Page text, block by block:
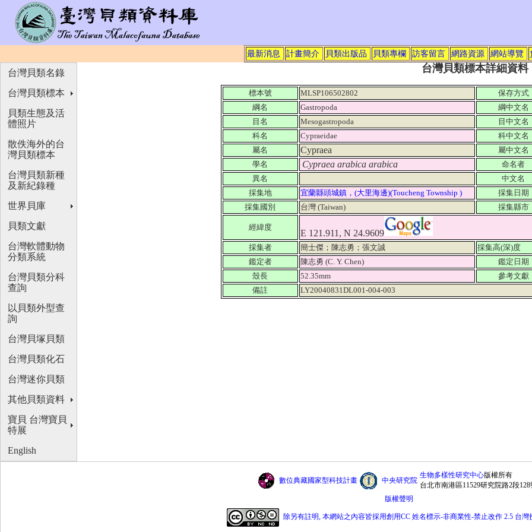
最新消息 計畫簡介 貝類出版品 貝類專欄 訪客留言 網路資源 網站導覽
台灣貝類標本詳細資料
標本號 MLSP106502802 保存方式
綱名
Gastropoda 綱中文名
目名
Mesogastropoda 目中文名
科名
Cypraeidae 科中文名
屬名
Cypraea 屬中文名
學名
Cypraea arabica arabica 命名者
異名
中文名
採集地
宜蘭縣頭城鎮，(大里海邊)(Toucheng Township ) 採集日期
採集國別
台灣 (Taiwan) 採集縣市
經緯度
E 121.911, N 24.9609
採集者 簡士傑；陳志勇；張文誠 採集高(深)度
鑑定者
陳志勇 (C. Y. Chen) 鑑定日期
殼長
52.35mm
參考文獻
備註
LY20040831DL001-004-003
台灣貝類名錄
台灣貝類標本
貝類生態及活
體照片
散佚海外的台
灣貝類標本
台灣貝類新種
及新紀錄種
世界貝庫
貝類文獻
台灣軟體動物
分類系統
台灣貝類分科
查詢
以貝類外型查
詢
台灣貝塚貝類
台灣貝類化石
台灣迷你貝類
其他貝類資料
寶貝 台灣寶貝
特展
English
數位典藏國家型科技計畫 中央研究院
生物多樣性研究中心版權所有
台北市南港區11529研究院路2段128
版權聲明
除另有註明, 本網站之內容皆採用創用CC 姓名標示-非商業性-禁止改作 2.5 台灣